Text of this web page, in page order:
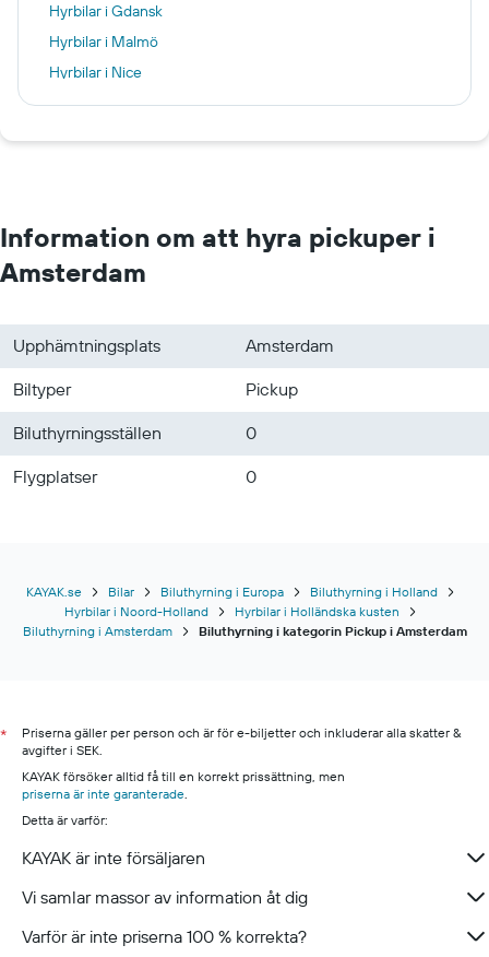
Hyrbilar i Gdansk
Hyrbilar i Malmö
Hyrbilar i Nice
Hyrbilar i Stockholm
Information om att hyra pickuper i
Amsterdam
Upphämtningsplats
Amsterdam
Biltyper
Pickup
Biluthyrningsställen
0
Flygplatser
0
KAYAK.se Bilar Biluthyrning i Europa
Biluthyrning i Holland
Hyrbilar i Noord-Holland
Hyrbilar i Holländska kusten
Biluthyrning i Amsterdam
Biluthyrning i kategorin Pickup i Amsterdam
*
Priserna gäller per person och är för e-biljetter och inkluderar alla skatter &
avgifter i SEK.
KAYAK försöker alltid få till en korrekt prissättning, men
priserna är inte garanterade.
Detta är varför:
KAYAK är inte försäljaren
Vi samlar massor av information åt dig
Varför är inte priserna 100 % korrekta?